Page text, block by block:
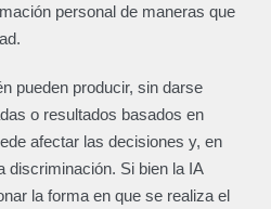
personal de maneras que
pueden producir, sin darse
o resultados basados en
afectar las decisiones y, en
discriminación. Si bien la IA
la forma en que se realiza el